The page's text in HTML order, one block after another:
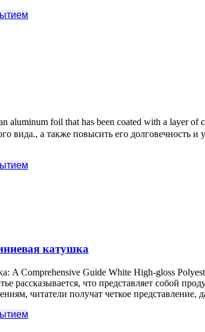
foil that has been coated with a layer of
вида., а также повысить его долговечность
катушка
A Comprehensive Guide White High-gloss
рассказывается, что представляет собой
читатели получат четкое представление,